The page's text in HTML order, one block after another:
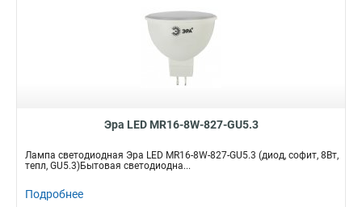
Эра LED MR16-8W-827-GU5.3
Лампа светодиодная Эра LED MR16-8W-827-GU5.3 (диод, софит, 8Вт,
тепл, GU5.3)Бытовая светодиодна...
Подробнее